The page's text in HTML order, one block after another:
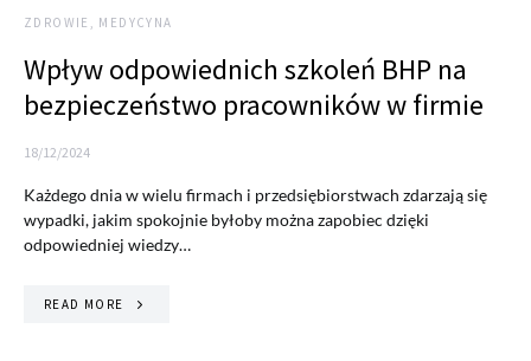
ZDROWIE, MEDYCYNA
Wpływ odpowiednich szkoleń BHP na
bezpieczeństwo pracowników w firmie
18/12/2024
Każdego dnia w wielu firmach i przedsiębiorstwach zdarzają się
wypadki, jakim spokojnie byłoby można zapobiec dzięki
odpowiedniej wiedzy…
READ MORE